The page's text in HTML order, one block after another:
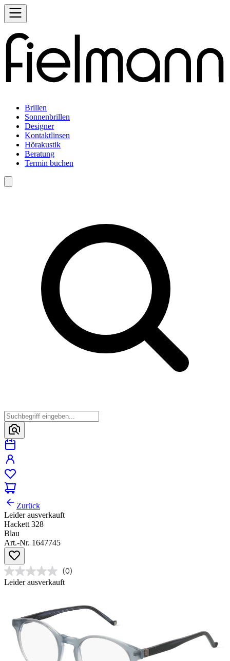
Brillen
Sonnenbrillen
Designer
Kontaktlinsen
Hörakustik
Beratung
Termin buchen
Zurück
Leider ausverkauft
Hackett 328
Blau
Art.-Nr. 1647745
(0)
Leider ausverkauft